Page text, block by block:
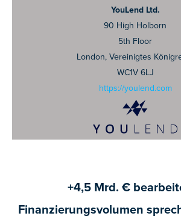
YouLend Ltd.
90 High Holborn
5th Floor
London, Vereinigtes
WC1V 6LJ
https://youlend.com
+4,5 Mrd. €
Finanzierungsvolumen